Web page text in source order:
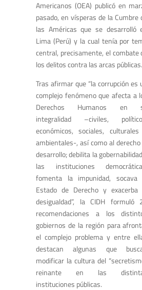
Americanos (OEA) publicó en
pasado, en vísperas de la Cumbre
las Américas que se desarrolló
Lima (Perú) y la cual tenía por
central, precisamente, el combate
los delitos contra las arcas públicas.
Tras afirmar que “la corrupción es
complejo fenómeno que afecta a
Derechos Humanos en
integralidad –civiles,
económicos, sociales,
ambientales-, así como al derecho
desarrollo; debilita la
las instituciones
fomenta la impunidad, socava
Estado de Derecho y exacerba
desigualdad”, la CIDH formuló
recomendaciones a los
gobiernos de la región para
el complejo problema y entre
destacan algunas que
modificar la cultura del
reinante en las
instituciones públicas.